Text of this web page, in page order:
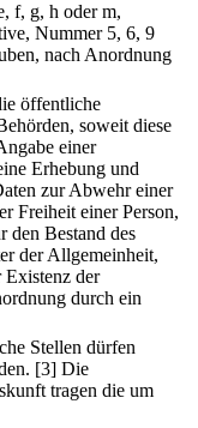
f, g, h oder m,
Nummer 5, 6, 9
nach Anordnung
öffentliche
soweit diese
einer
Erhebung und
zur Abwehr einer
Freiheit einer Person,
den Bestand des
der Allgemeinheit,
Existenz der
durch ein
Stellen dürfen
[3] Die
tragen die um